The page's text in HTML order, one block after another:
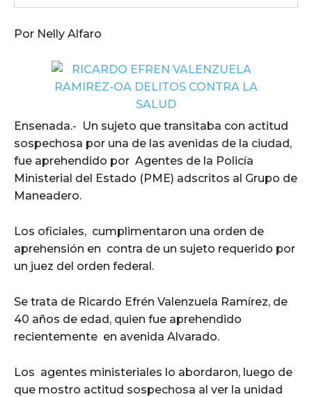
Por Nelly Alfaro
Ensenada.- Un sujeto que transitaba con actitud
sospechosa por una de las avenidas de la ciudad,
fue aprehendido por Agentes de la Policía
Ministerial del Estado (PME) adscritos al Grupo de
Maneadero.
Los oficiales, cumplimentaron una orden de
aprehensión en contra de un sujeto requerido por
un juez del orden federal.
Se trata de Ricardo Efrén Valenzuela Ramírez, de
40 años de edad, quien fue aprehendido
recientemente en avenida Alvarado.
Los agentes ministeriales lo abordaron, luego de
que mostro actitud sospechosa al ver la unidad